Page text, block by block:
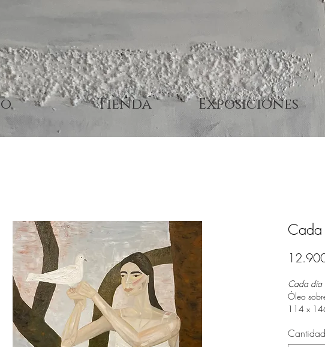
Tienda Exposiciones
Cada
Cada día
Óleo
114 x
Cantidad